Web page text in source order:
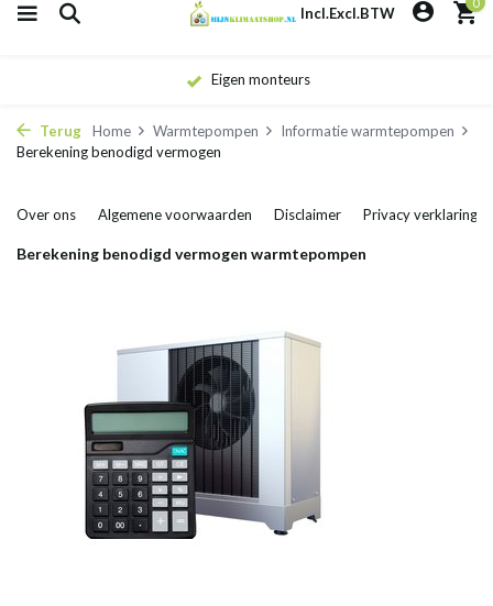
Incl.Excl.BTW
Eigen monteurs
Terug Home Warmtepompen
Informatie warmtepompen
Berekening benodigd vermogen
Over ons Algemene voorwaarden Disclaimer Privacy verklaring
Berekening benodigd vermogen warmtepompen